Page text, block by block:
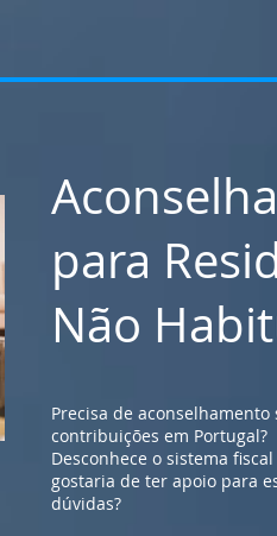
para
Não
Precisa de
contribuições em Portugal?
Desconhece o sistema
gostaria de ter apoio para
dúvidas?